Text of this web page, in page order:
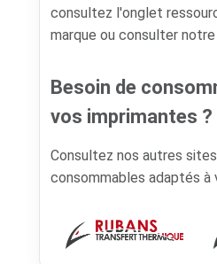
consultez l'onglet
marque ou consulter notre
Besoin de
vos imprimantes ?
Consultez nos autres
consommables adaptés à